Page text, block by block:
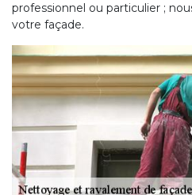
professionnel ou particulier ;
votre façade.